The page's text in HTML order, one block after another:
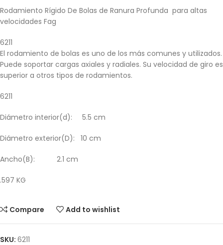
Rodamiento Rígido De Bolas de Ranura Profunda para altas
velocidades Fag
6211
El rodamiento de bolas es uno de los más comunes y utilizados.
Puede soportar cargas axiales y radiales. Su velocidad de giro es
superior a otros tipos de rodamientos.
6211
Diámetro interior(d): 5.5 cm
Diámetro exterior(D): 10 cm
Ancho(B): 2.1 cm
.597 KG
Compare Add to wishlist
SKU: 6211